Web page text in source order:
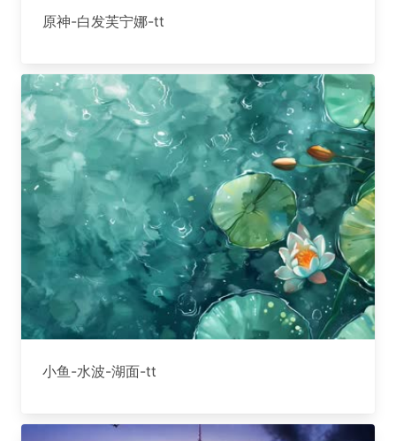
原神-白发芙宁娜-tt
小鱼-水波-湖面-tt